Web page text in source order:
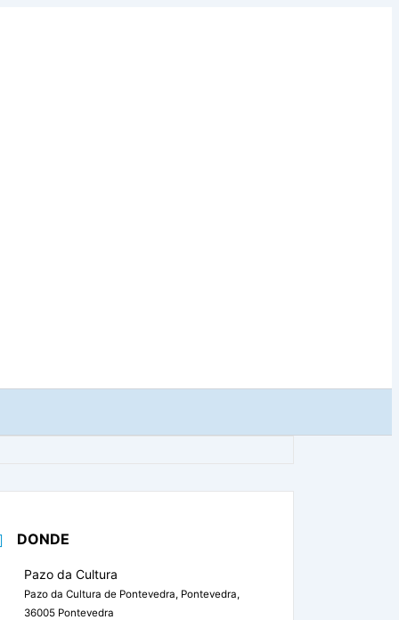
DONDE
Pazo da Cultura
Pazo da Cultura de Pontevedra, Pontevedra,
36005 Pontevedra